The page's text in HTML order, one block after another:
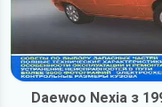
Daewoo Nexia з